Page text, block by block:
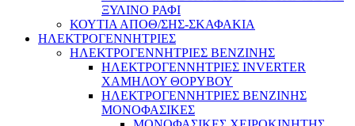
ΞΥΛΙΝΟ ΡΑΦΙ
ΚΟΥΤΙΑ ΑΠΟΘ/ΣΗΣ-ΣΚΑΦΑΚΙΑ
ΗΛΕΚΤΡΟΓΕΝΝΗΤΡΙΕΣ
ΗΛΕΚΤΡΟΓΕΝΝΗΤΡΙΕΣ ΒΕΝΖΙΝΗΣ
ΗΛΕΚΤΡΟΓΕΝΝΗΤΡΙΕΣ INVERTER
ΧΑΜΗΛΟΥ ΘΟΡΥΒΟΥ
ΗΛΕΚΤΡΟΓΕΝΝΗΤΡΙΕΣ ΒΕΝΖΙΝΗΣ
ΜΟΝΟΦΑΣΙΚΕΣ